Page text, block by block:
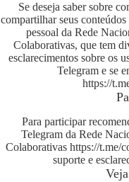
Se deseja saber sobre
compartilhar seus
pessoal da Rede
Colaborativas, que tem
esclarecimentos sobre os
Telegram e se
https://
Para participar
Telegram da Rede
Colaborativas https://t.me/
suporte e